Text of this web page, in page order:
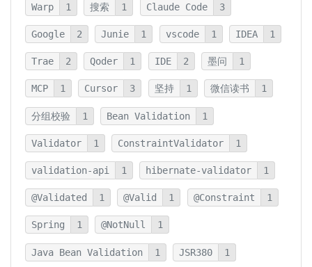
Warp 1 搜索 1 Claude Code 3
Google 2 Junie 1 vscode 1 IDEA 1
Trae 2 Qoder 1 IDE 2 墨问 1
MCP 1 Cursor 3 坚持 1 微信读书 1
分组校验 1 Bean Validation 1
Validator 1 ConstraintValidator 1
validation-api 1 hibernate-validator 1
@Validated 1 @Valid 1 @Constraint 1
Spring 1 @NotNull 1
Java Bean Validation 1 JSR380 1